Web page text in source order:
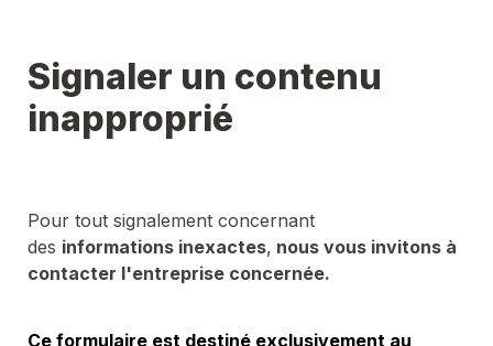
Signaler un contenu
inapproprié
Pour tout signalement concernant
des informations inexactes, nous vous invitons à
contacter l'entreprise concernée.
Ce formulaire est destiné exclusivement au